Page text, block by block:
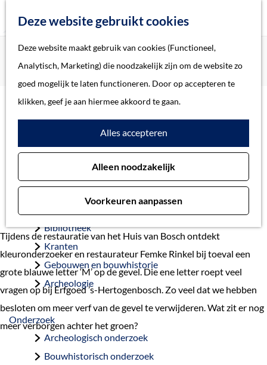
Deze website gebruikt cookies
Deze website maakt gebruik van cookies (Functioneel,
Analytisch, Marketing) die noodzakelijk zijn om de website zo
goed mogelijk te laten functioneren. Door op accepteren te
klikken, geef je aan hiermee akkoord te gaan.
Alles accepteren
Alleen noodzakelijk
Voorkeuren aanpassen
e
p
a
g
e
k
e
Home
Verhalen
Thema
Soort object
Collecties
Beeld en geluid
Bibliotheek
Kranten
Gebouwen en bouwhistorie
Archeologie
Onderzoek
Archeologisch onderzoek
Bouwhistorisch onderzoek
Home
Verhalen
140 jaar oude letters blootgelegd op Huis van Bosch
140 jaar oude letters
blootgelegd op Huis
van Bosch
Tijdens de restauratie van het Huis van Bosch ontdekt
kleuronderzoeker en restaurateur Femke Rinkel bij toeval een
grote blauwe letter ‘M’ op de gevel. Die ene letter roept veel
vragen op bij Erfgoed ’s-Hertogenbosch. Zo veel dat we hebben
besloten om meer verf van de gevel te verwijderen. Wat zit er nog
meer verborgen achter het groen?